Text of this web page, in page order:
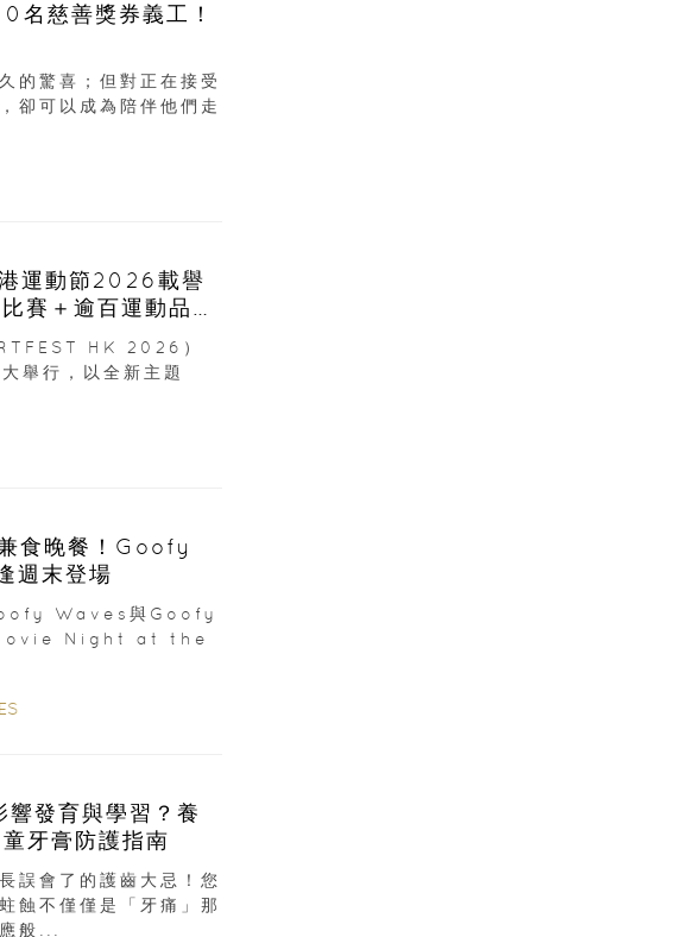
名慈善獎券義工！
的驚喜；但對正在接受
卻可以成為陪伴他們走
運動節2026載譽
賽＋逾百運動品牌
HK 2026）
舉行，以全新主題
食晚餐！Goofy
末登場
Waves與Goofy
Movie Night at the
響發育與學習？養
質 兒童牙膏防護指南
誤會了的護齒大忌！您
蝕不僅僅是「牙痛」那
般...